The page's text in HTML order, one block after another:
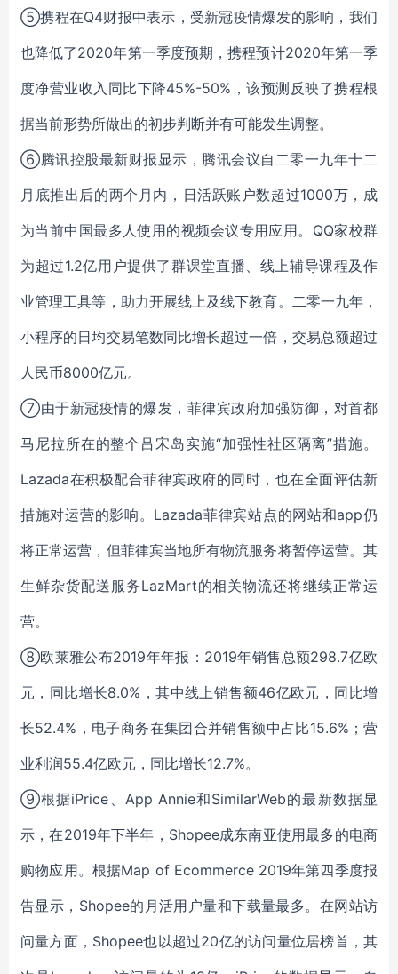
⑤携程在Q4财报中表示，受新冠疫情爆发的影响，我们
也降低了2020年第一季度预期，携程预计2020年第一季
度净营业收入同比下降45%-50%，该预测反映了携程根
据当前形势所做出的初步判断并有可能发生调整。
⑥腾讯控股最新财报显示，腾讯会议自二零一九年十二
月底推出后的两个月内，日活跃账户数超过1000万，成
为当前中国最多人使用的视频会议专用应用。QQ家校群
为超过1.2亿用户提供了群课堂直播、线上辅导课程及作
业管理工具等，助力开展线上及线下教育。二零一九年，
小程序的日均交易笔数同比增长超过一倍，交易总额超过
人民币8000亿元。
⑦由于新冠疫情的爆发，菲律宾政府加强防御，对首都
马尼拉所在的整个吕宋岛实施“加强性社区隔离”措施。
Lazada在积极配合菲律宾政府的同时，也在全面评估新
措施对运营的影响。Lazada菲律宾站点的网站和app仍
将正常运营，但菲律宾当地所有物流服务将暂停运营。其
生鲜杂货配送服务LazMart的相关物流还将继续正常运
营。
⑧欧莱雅公布2019年年报：2019年销售总额298.7亿欧
元，同比增长8.0%，其中线上销售额46亿欧元，同比增
长52.4%，电子商务在集团合并销售额中占比15.6%；营
业利润55.4亿欧元，同比增长12.7%。
⑨根据iPrice、App Annie和SimilarWeb的最新数据显
示，在2019年下半年，Shopee成东南亚使用最多的电商
购物应用。根据Map of Ecommerce 2019年第四季度报
告显示，Shopee的月活用户量和下载量最多。在网站访
问量方面，Shopee也以超过20亿的访问量位居榜首，其